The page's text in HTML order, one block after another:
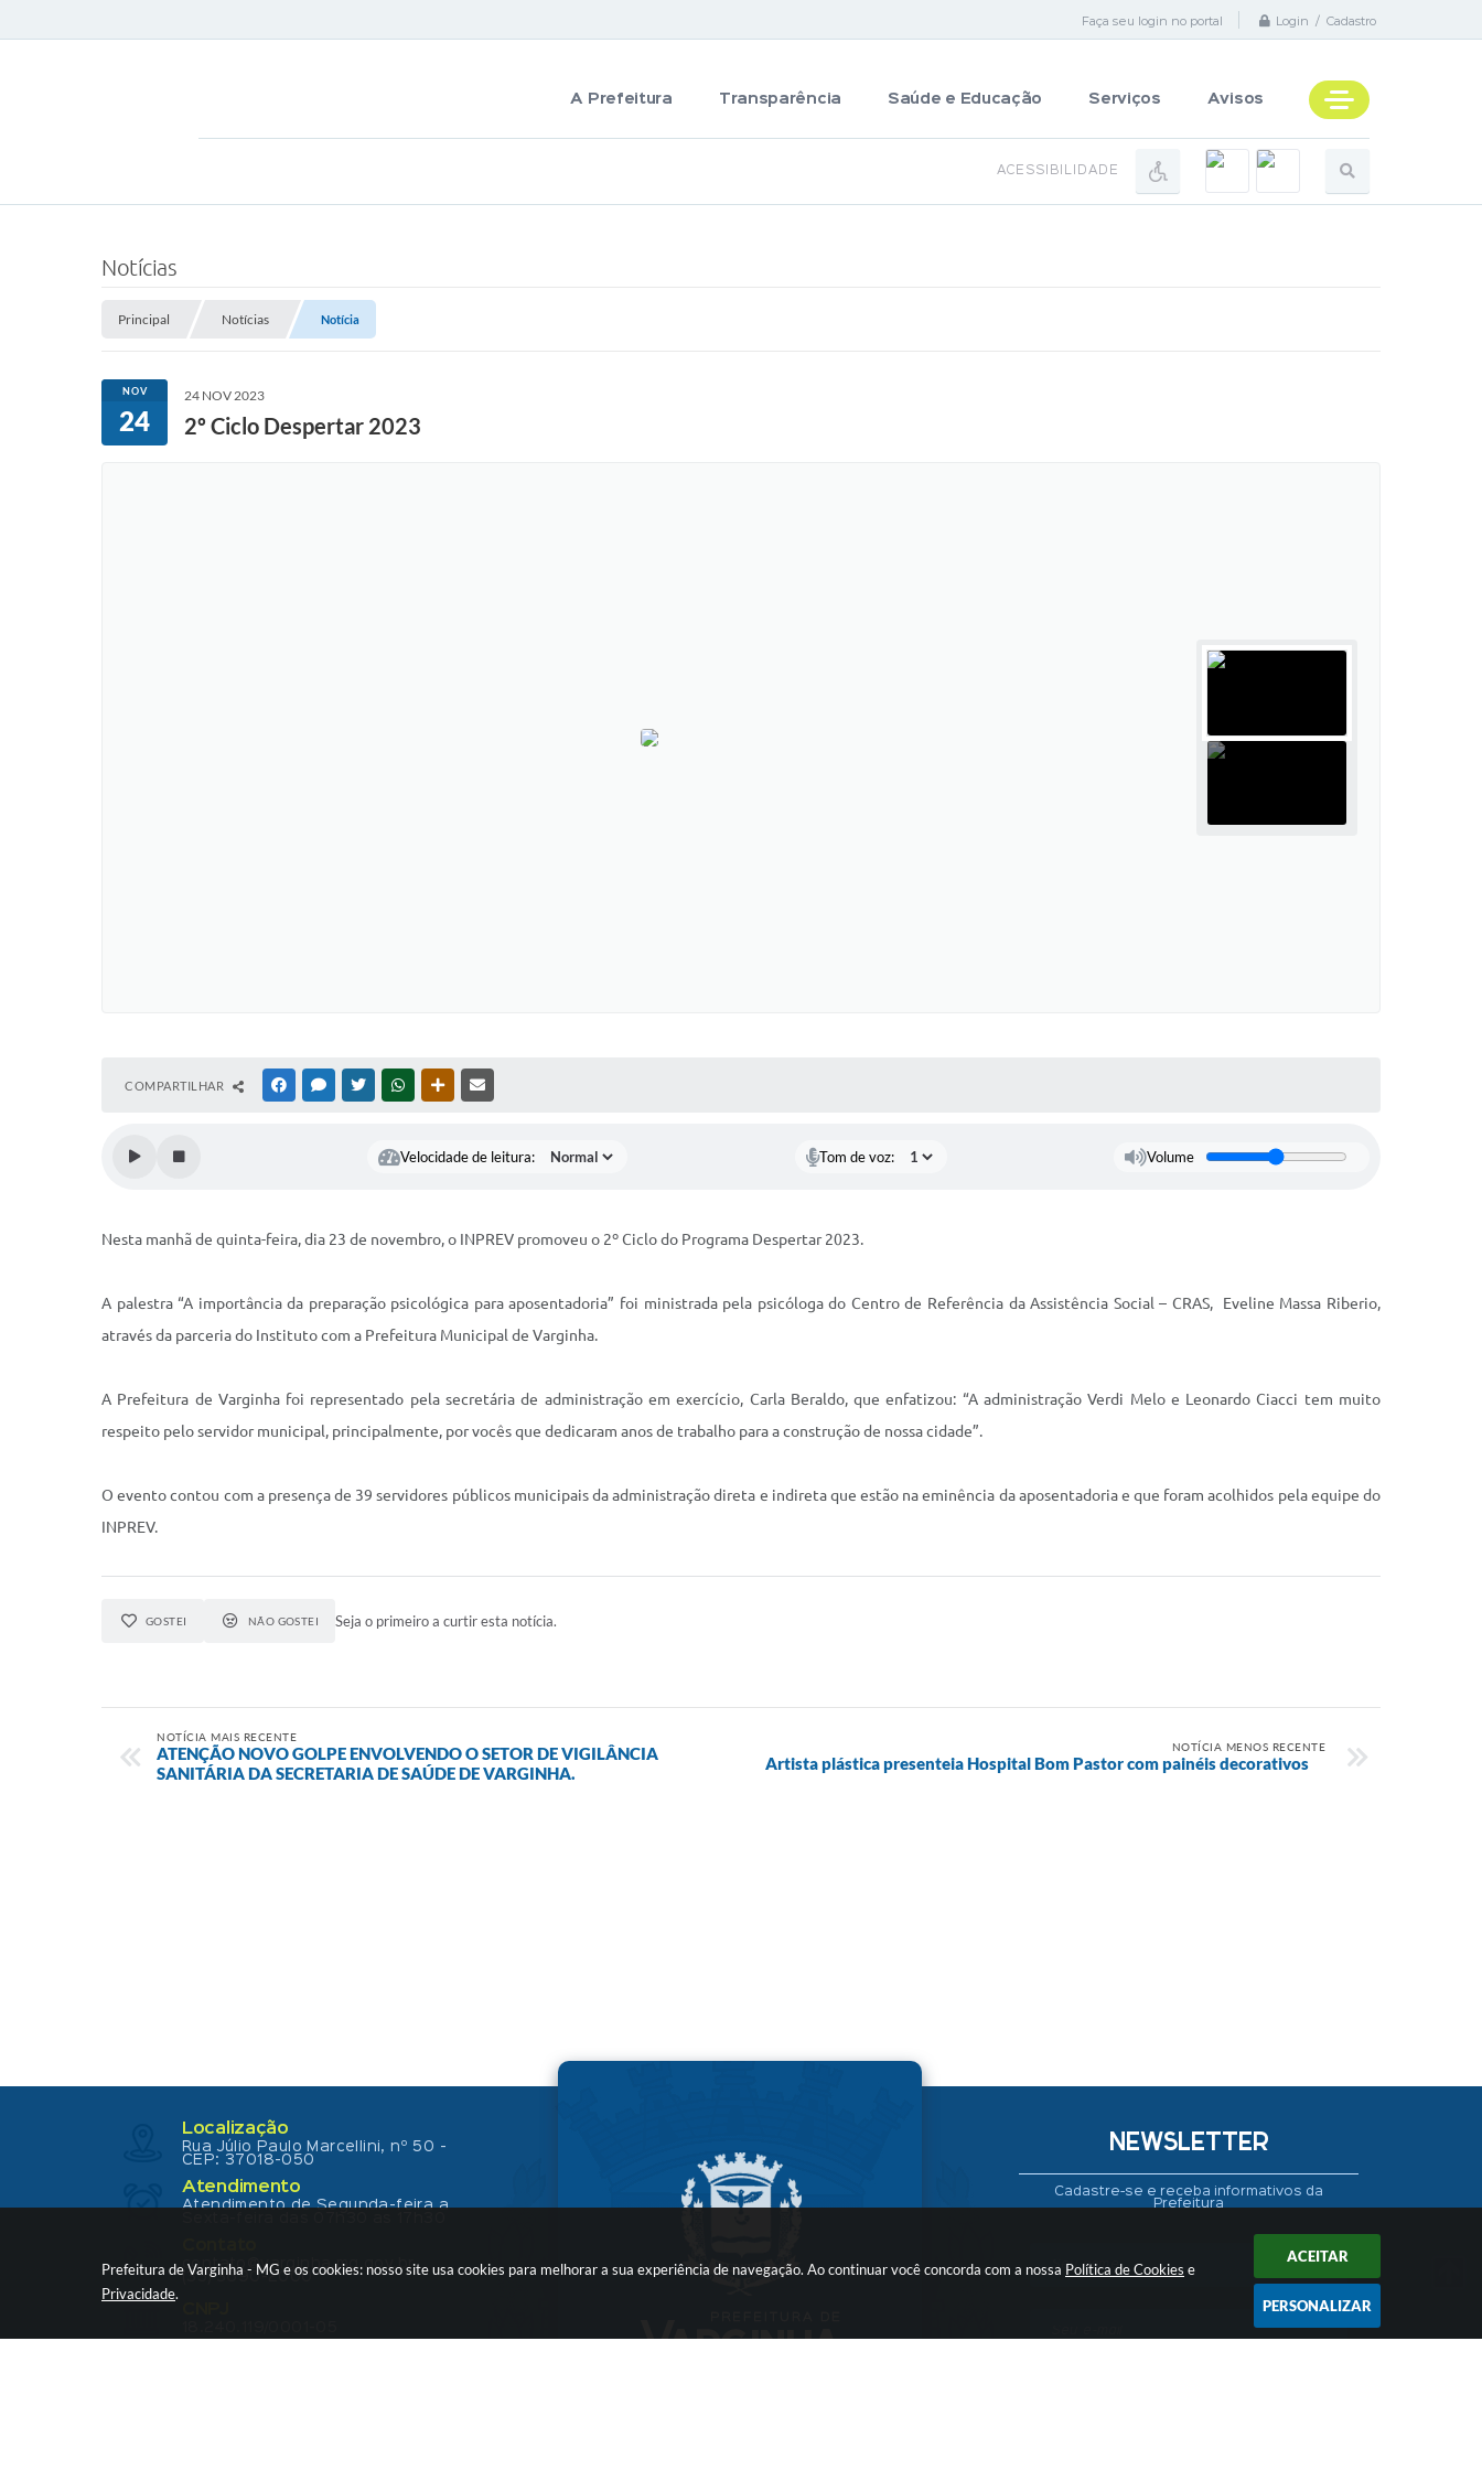
Prefeitura de Varginha - MG e os cookies: nosso site usa cookies para melhorar a sua experiência de navegação. Ao continuar você concorda com a nossa Política de Cookies e
Privacidade.
ACEITAR
PERSONALIZAR
Faça seu login no portal Login / Cadastro
A Prefeitura Transparência Saúde e Educação Serviços Avisos
ACESSIBILIDADE
Notícias
Principal Notícias Notícia
NOV
24
24 NOV 2023
2º Ciclo Despertar 2023
COMPARTILHAR FACEBOOKMESSENGER
TWITTERWHATSAPPOUTRAS MÍDIAS
Velocidade de leitura: Tom de voz: Volume
Nesta manhã de quinta-feira, dia 23 de novembro, o INPREV promoveu o 2º Ciclo do Programa Despertar 2023.
A palestra “A importância da preparação psicológica para aposentadoria” foi ministrada pela psicóloga do Centro de Referência da Assistência Social – CRAS, Eveline Massa Riberio,
através da parceria do Instituto com a Prefeitura Municipal de Varginha.
A Prefeitura de Varginha foi representado pela secretária de administração em exercício, Carla Beraldo, que enfatizou: “A administração Verdi Melo e Leonardo Ciacci tem muito
respeito pelo servidor municipal, principalmente, por vocês que dedicaram anos de trabalho para a construção de nossa cidade”.
O evento contou com a presença de 39 servidores públicos municipais da administração direta e indireta que estão na eminência da aposentadoria e que foram acolhidos pela equipe do
INPREV.
GOSTEI NÃO GOSTEI Seja o primeiro a curtir esta notícia.
NOTÍCIA MAIS RECENTE
ATENÇÃO NOVO GOLPE ENVOLVENDO O SETOR DE VIGILÂNCIA
SANITÁRIA DA SECRETARIA DE SAÚDE DE VARGINHA.
NOTÍCIA MENOS RECENTE
Artista plástica presenteia Hospital Bom Pastor com painéis decorativos
Localização
Rua Júlio Paulo Marcellini, nº 50 -
CEP: 37018-050
Atendimento
Atendimento de Segunda-feira a
contato@varginha.mg.gov.br
(35) 3690-2000
NEWSLETTER
Cadastre-se e receba informativos da
Prefeitura